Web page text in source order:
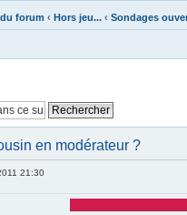
forum ‹ Hors jeu... ‹ Sondages
en modérateur ?
21:30